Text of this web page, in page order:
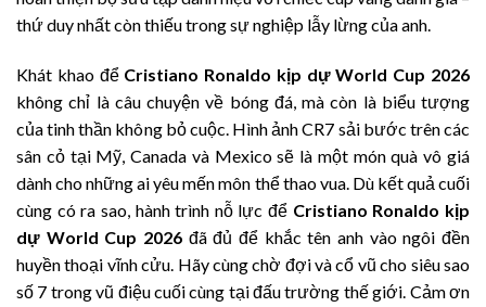
thứ duy nhất còn thiếu trong sự nghiệp lẫy lừng của anh.
Khát khao để Cristiano Ronaldo kịp dự World Cup 2026
không chỉ là câu chuyện về bóng đá, mà còn là biểu tượng
của tinh thần không bỏ cuộc. Hình ảnh CR7 sải bước trên các
sân cỏ tại Mỹ, Canada và Mexico sẽ là một món quà vô giá
dành cho những ai yêu mến môn thể thao vua. Dù kết quả cuối
cùng có ra sao, hành trình nỗ lực để Cristiano Ronaldo kịp
dự World Cup 2026 đã đủ để khắc tên anh vào ngôi đền
huyền thoại vĩnh cửu. Hãy cùng chờ đợi và cổ vũ cho siêu sao
số 7 trong vũ điệu cuối cùng tại đấu trường thế giới. Cảm ơn